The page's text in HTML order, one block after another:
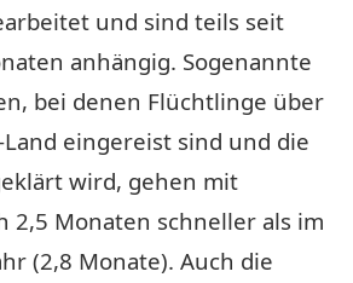
und sind teils seit
anhängig. Sogenannte
bei denen Flüchtlinge über
Land eingereist sind und die
wird, gehen mit
2,5 Monaten schneller als im
(2,8 Monate). Auch die